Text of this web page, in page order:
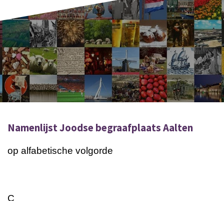
Namenlijst Joodse begraafplaats Aalten
op alfabetische volgorde
C